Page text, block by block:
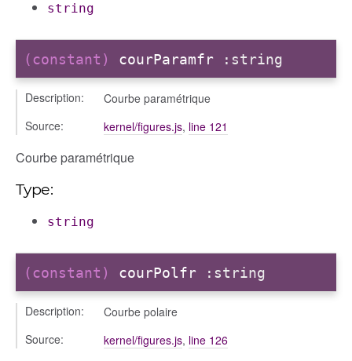
string
(constant) courParamfr :string
Description:
Courbe paramétrique
Source:
kernel/figures.js, line 121
Courbe paramétrique
Type:
string
(constant) courPolfr :string
Description:
Courbe polaire
Source:
kernel/figures.js, line 126